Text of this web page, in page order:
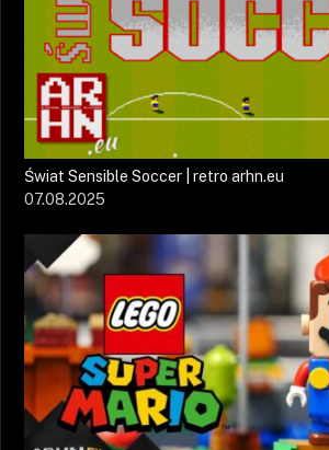
Świat Sensible Soccer | retro arhn.eu
07.08.2025